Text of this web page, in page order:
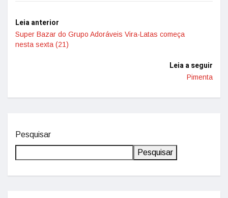
Leia anterior
Super Bazar do Grupo Adoráveis Vira-Latas começa
nesta sexta (21)
Leia a seguir
Pimenta
Pesquisar
Pesquisar